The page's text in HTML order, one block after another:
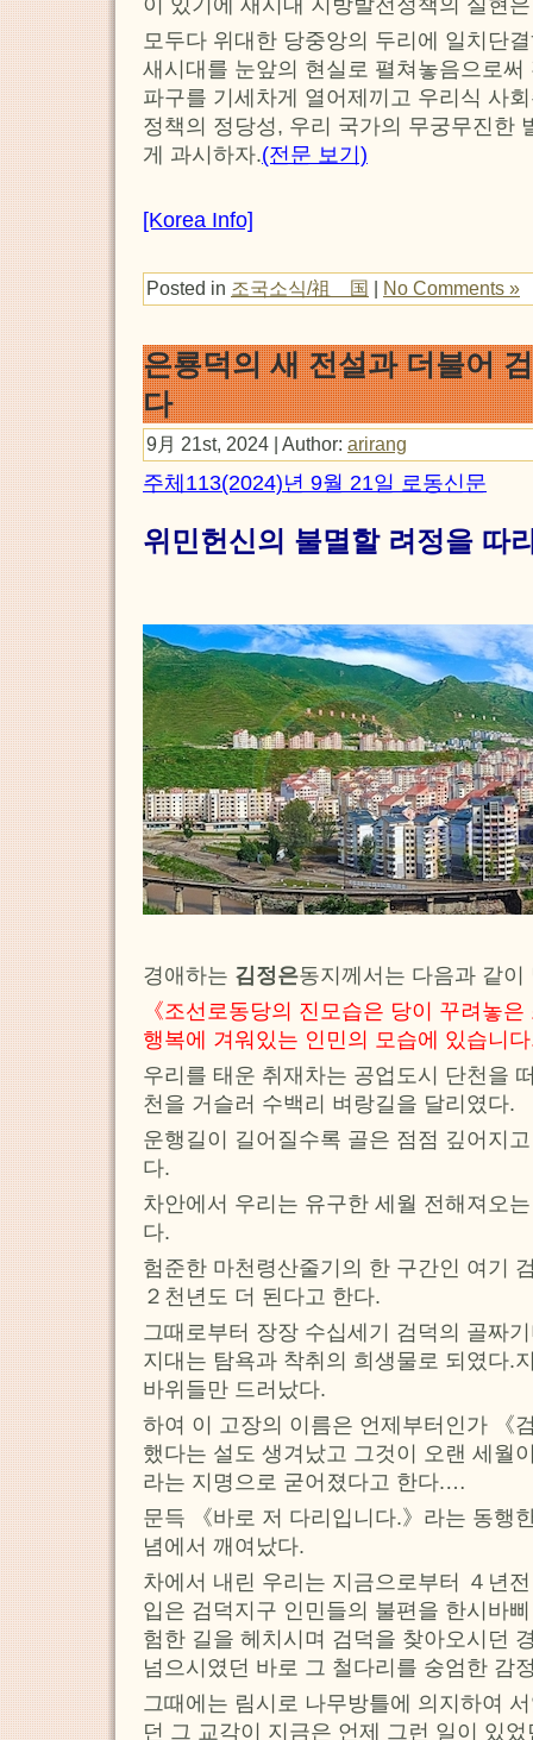
모두다 위대한 당중앙의 두리에 일치단
새시대를 눈앞의 현실로 펼쳐놓음으로
파구를 기세차게 열어제끼고 우리식 사
정책의 정당성, 우리 국가의 무궁무진한
게 과시하자.(전문 보기)
[Korea Info]
Posted in 조국소식/祖 国 | No Comments »
은룡덕의 새 전설과 더불어
다
9月 21st, 2024 | Author: arirang
주체113(2024)년 9월 21일 로동신문
위민헌신의 불멸할 려정을 따
경애하는 김정은동지께서는 다음과 같이
《조선로동당의 진모습은 당이 꾸려놓
행복에 겨워있는 인민의 모습에 있습니
우리를 태운 취재차는 공업도시 단천을
천을 거슬러 수백리 벼랑길을 달리였다.
운행길이 길어질수록 골은 점점 깊어지
다.
차안에서 우리는 유구한 세월 전해져오
다.
험준한 마천령산줄기의 한 구간인 여기
２천년도 더 된다고 한다.
그때로부터 장장 수십세기 검덕의 골짜
지대는 탐욕과 착취의 희생물로 되였다.
바위들만 드러났다.
하여 이 고장의 이름은 언제부터인가 《
했다는 설도 생겨났고 그것이 오랜 세월
라는 지명으로 굳어졌다고 한다.…
문득 《바로 저 다리입니다.》라는 동행
념에서 깨여났다.
차에서 내린 우리는 지금으로부터 ４년
입은 검덕지구 인민들의 불편을 한시바
험한 길을 헤치시며 검덕을 찾아오시던
넘으시였던 바로 그 철다리를 숭엄한 감
그때에는 림시로 나무방틀에 의지하여
던 그 교각이 지금은 언제 그런 일이 있